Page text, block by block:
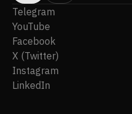
Telegram
YouTube
Facebook
X (Twitter)
Instagram
LinkedIn